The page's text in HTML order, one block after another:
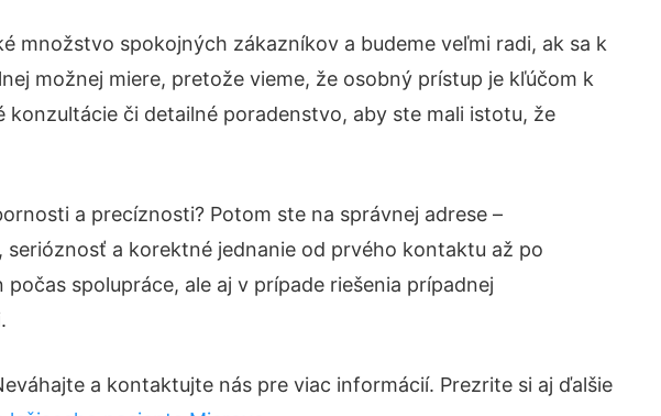
množstvo spokojných zákazníkov a budeme veľmi radi, ak sa k
možnej miere, pretože vieme, že osobný prístup je kľúčom k
konzultácie či detailné poradenstvo, aby ste mali istotu, že
a precíznosti? Potom ste na správnej adrese –
a korektné jednanie od prvého kontaktu až po
spolupráce, ale aj v prípade riešenia prípadnej
a kontaktujte nás pre viac informácií. Prezrite si aj ďalšie